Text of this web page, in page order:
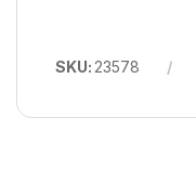
SKU: 23578